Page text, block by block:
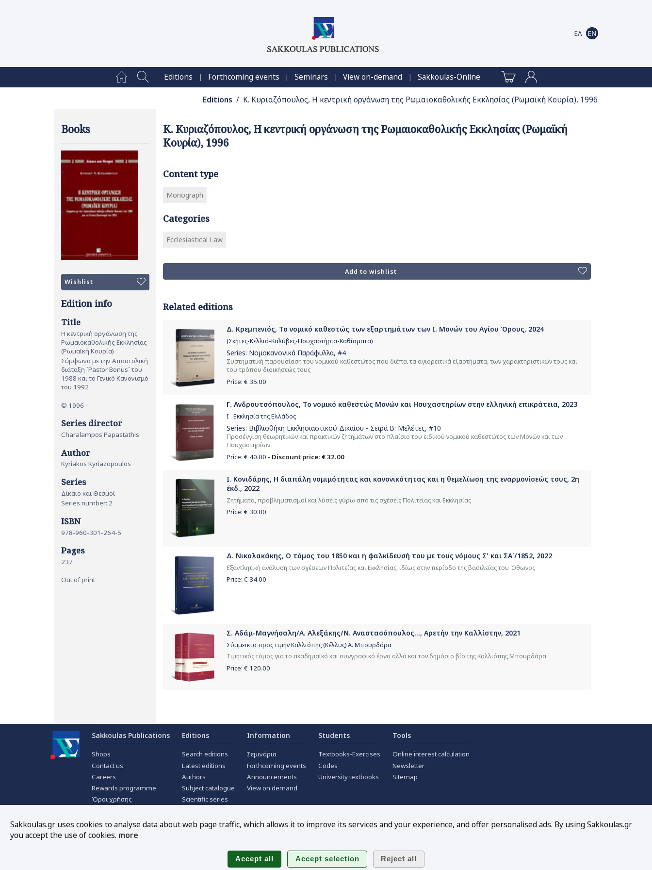
Editions | Forthcoming events | Seminars | View on-demand | Sakkoulas-Online
Editions / Κ. Κυριαζόπουλος, Η κεντρική οργάνωση της Ρωμαιοκαθολικής Εκκλησίας (Ρωμαϊκή Κουρία), 1996
Books
Wishlist
Edition info
Title
Η κεντρική οργάνωση της
Ρωμαιοκαθολικής Εκκλησίας
(Ρωμαϊκή Κουρία)
Σύμφωνα με την Αποστολική
διάταξη `Pastor Bonus` του
1988 και το Γενικό Κανονισμό
του 1992
© 1996
Series director
Charalampos Papastathis
Author
Kyriakos Kyriazopoulos
Series
Δίκαιο και Θεσμοί
Series number: 2
ISBN
978-960-301-264-5
Pages
237
Out of print
Κ. Κυριαζόπουλος, Η κεντρική οργάνωση της Ρωμαιοκαθολικής Εκκλησίας (Ρωμαϊκή
Κουρία), 1996
Content type
Monograph
Categories
Ecclesiastical Law
Add to wishlist
Related editions
Δ. Κρεμπενιός, Το νομικό καθεστώς των εξαρτημάτων των Ι. Μονών του Αγίου Όρους, 2024
(Σκήτες-Κελλιά-Καλύβες-Ησυχαστήρια-Καθίσματα)
Series: Νομοκανονικά Παράφυλλα, #4
Συστηματική παρουσίαση του νομικού καθεστώτος που διέπει τα αγιορειτικά εξαρτήματα, των χαρακτηριστικών τους και
του τρόπου διοικήσεώς τους
Price: € 35.00
Γ. Ανδρουτσόπουλος, Το νομικό καθεστώς Μονών και Hσυχαστηρίων στην ελληνική επικράτεια, 2023
I . Εκκλησία της Ελλάδος
Series: Βιβλιοθήκη Εκκλησιαστικού Δικαίου - Σειρά Β: Μελέτες, #10
Προσέγγιση θεωρητικών και πρακτικών ζητημάτων στο πλαίσιο του ειδικού νομικού καθεστώτος των Μονών και των
Ησυχαστηρίων
Price: € 40.00 - Discount price: € 32.00
Ι. Κονιδάρης, Η διαπάλη νομιμότητας και κανονικότητας και η θεμελίωση της εναρμονίσεώς τους, 2η
έκδ., 2022
Ζητήματα, προβληματισμοί και λύσεις γύρω από τις σχέσεις Πολιτείας και Εκκλησίας
Price: € 30.00
Δ. Νικολακάκης, Ο τόμος του 1850 και η φαλκίδευσή του με τους νόμους Σ' και ΣΑ΄/1852, 2022
Εξαντλητική ανάλυση των σχέσεων Πολιτείας και Εκκλησίας, ιδίως στην περίοδο της βασιλείας του Όθωνος
Price: € 34.00
Σ. Αδάμ-Μαγνήσαλη/Α. Αλεξάκης/Ν. Αναστασόπουλος..., Αρετήν την Καλλίστην, 2021
Σύμμεικτα προς τιμήν Καλλιόπης (Κέλλυς) Α. Μπουρδάρα
Τιμητικός τόμος για το ακαδημαϊκό και συγγραφικό έργο αλλά και τον δημόσιο βίο της Καλλιόπης Μπουρδάρα
Price: € 120.00
Sakkoulas Publications
Shops
Contact us
Careers
Rewards programme
Όροι χρήσης
About Cookies
Editions
Search editions
Latest editions
Authors
Subject catalogue
Scientific series
Offers
Information
Σεμινάρια
Forthcoming events
Announcements
View on demand
Students
Textbooks-Exercises
Codes
University textbooks
Tools
Online interest calculation
Newsletter
Sitemap
Sakkoulas.gr uses cookies to analyse data about web page traffic, which allows it to improve its services and your experience, and offer personalised ads. By using Sakkoulas.gr
you accept the use of cookies. more